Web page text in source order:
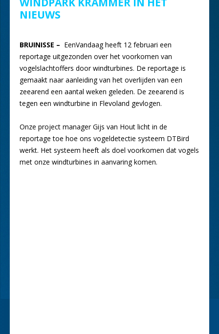
NIEUWS
BRUINISSE – EenVandaag heeft 12 februari een
reportage uitgezonden over het voorkomen van
vogelslachtoffers door windturbines. De reportage is
gemaakt naar aanleiding van het overlijden van een
zeearend een aantal weken geleden. De zeearend is
tegen een windturbine in Flevoland gevlogen.
Onze project manager Gijs van Hout licht in de
reportage toe hoe ons vogeldetectie systeem DTBird
werkt. Het systeem heeft als doel voorkomen dat vogels
met onze windturbines in aanvaring komen.